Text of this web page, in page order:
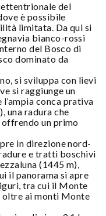
del
è possibile
limitata. Da qui si
bianco-rossi
del Bosco di
dominato da
si sviluppa con lievi
si raggiunge un
conca prativa
una radura che
un primo
in direzione nord-
e tratti boschivi
(1445 m),
il panorama si apre
tra cui il Monte
oltre ai monti Monte